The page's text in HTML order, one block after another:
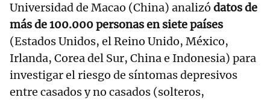
Universidad de Macao (China) analizó datos de
más de 100.000 personas en siete países
(Estados Unidos, el Reino Unido, México,
Irlanda, Corea del Sur, China e Indonesia) para
investigar el riesgo de síntomas depresivos
entre casados y no casados (solteros,